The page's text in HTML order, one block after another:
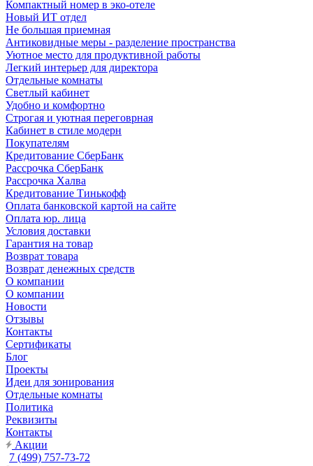
Компактный номер в эко-отеле
Новый ИТ отдел
Не большая приемная
Антиковидные меры - разделение пространства
Уютное место для продуктивной работы
Легкий интерьер для директора
Отдельные комнаты
Светлый кабинет
Удобно и комфортно
Строгая и уютная переговрная
Кабинет в стиле модерн
Покупателям
Кредитование СберБанк
Рассрочка СберБанк
Рассрочка Халва
Кредитование Тинькофф
Оплата банковской картой на сайте
Оплата юр. лица
Условия доставки
Гарантия на товар
Возврат товара
Возврат денежных средств
О компании
О компании
Новости
Отзывы
Контакты
Сертификаты
Блог
Проекты
Идеи для зонирования
Отдельные комнаты
Политика
Реквизиты
Контакты
Акции
7 (499) 757-73-72